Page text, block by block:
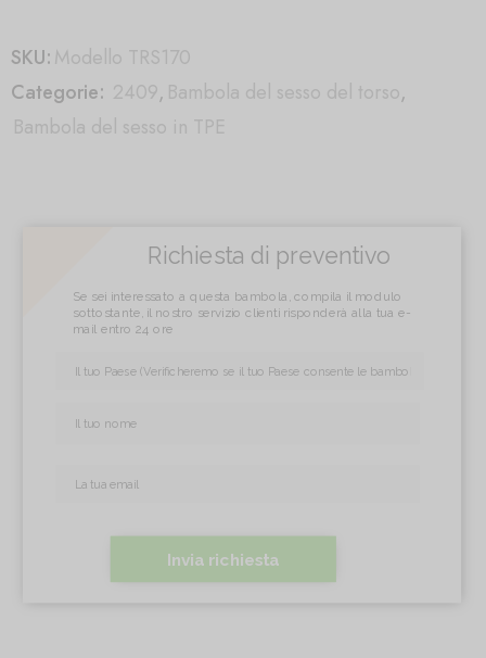
SKU:Modello TRS170
Categorie: 2409, Bambola del sesso del torso,
Bambola del sesso in TPE
Richiesta di preventivo
Se sei interessato a questa bambola, compila il modulo
sottostante, il nostro servizio clienti risponderà alla tua e-
mail entro 24 ore
Invia richiesta